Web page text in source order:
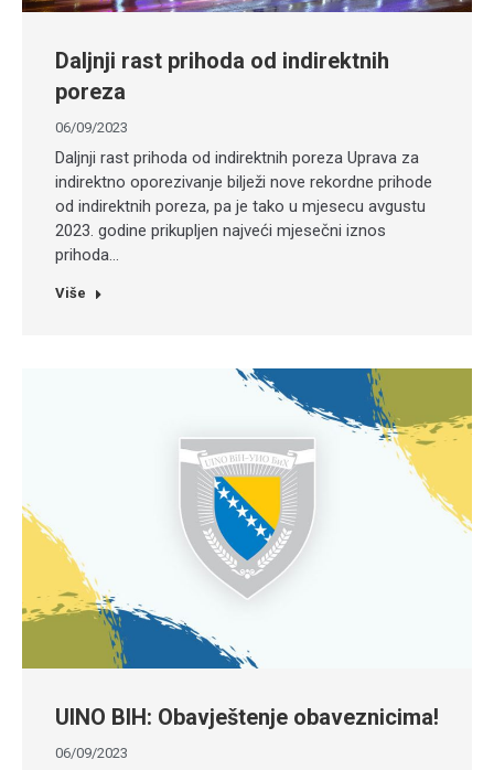
Daljnji rast prihoda od indirektnih
poreza
06/09/2023
Daljnji rast prihoda od indirektnih poreza Uprava za
indirektno oporezivanje bilježi nove rekordne prihode
od indirektnih poreza, pa je tako u mjesecu avgustu
2023. godine prikupljen najveći mjesečni iznos
prihoda…
Više
UINO BIH: Obavještenje obaveznicima!
06/09/2023